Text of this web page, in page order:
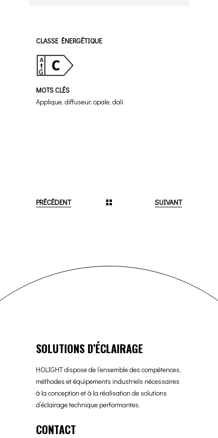
CLASSE ÉNERGÉTIQUE
MOTS CLÉS
Applique, diffuseur, opale, dali
PRÉCÉDENT SUIVANT
SOLUTIONS D’ÉCLAIRAGE
HOLIGHT dispose de l’ensemble des compétences,
méthodes et équipements industriels nécessaires
à la conception et à la réalisation de solutions
d’éclairage technique performantes.
CONTACT